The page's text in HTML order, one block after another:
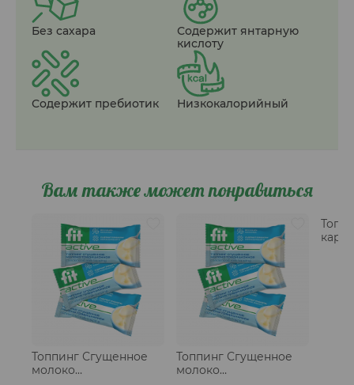
Без сахара
Содержит янтарную
кислоту
Содержит пребиотик Низкокалорийный
Вам также может понравиться
Топпинг Сгущенное
молоко
Топпинг Сгущенное
молоко